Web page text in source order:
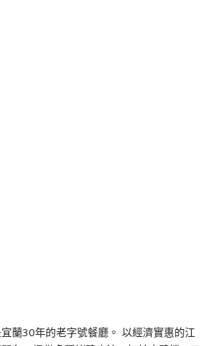
蘭30年的老字號餐廳。 以經濟實惠的江